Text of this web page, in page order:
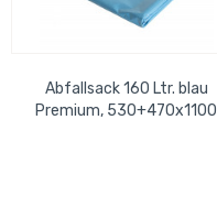
Abfallsack 160 Ltr. blau
Premium, 530+470x1100